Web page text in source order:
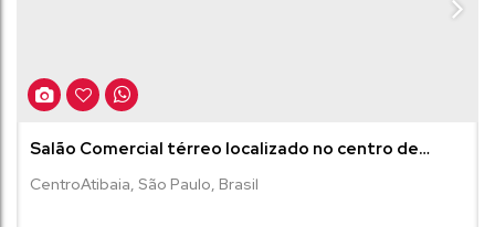
Salão Comercial térreo localizado no centro de
Atibaia.
CentroAtibaia, São Paulo, Brasil